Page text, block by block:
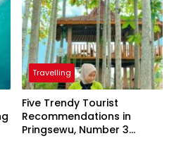
Travelling
Five Trendy Tourist
Recommendations in
Pringsewu, Number 3